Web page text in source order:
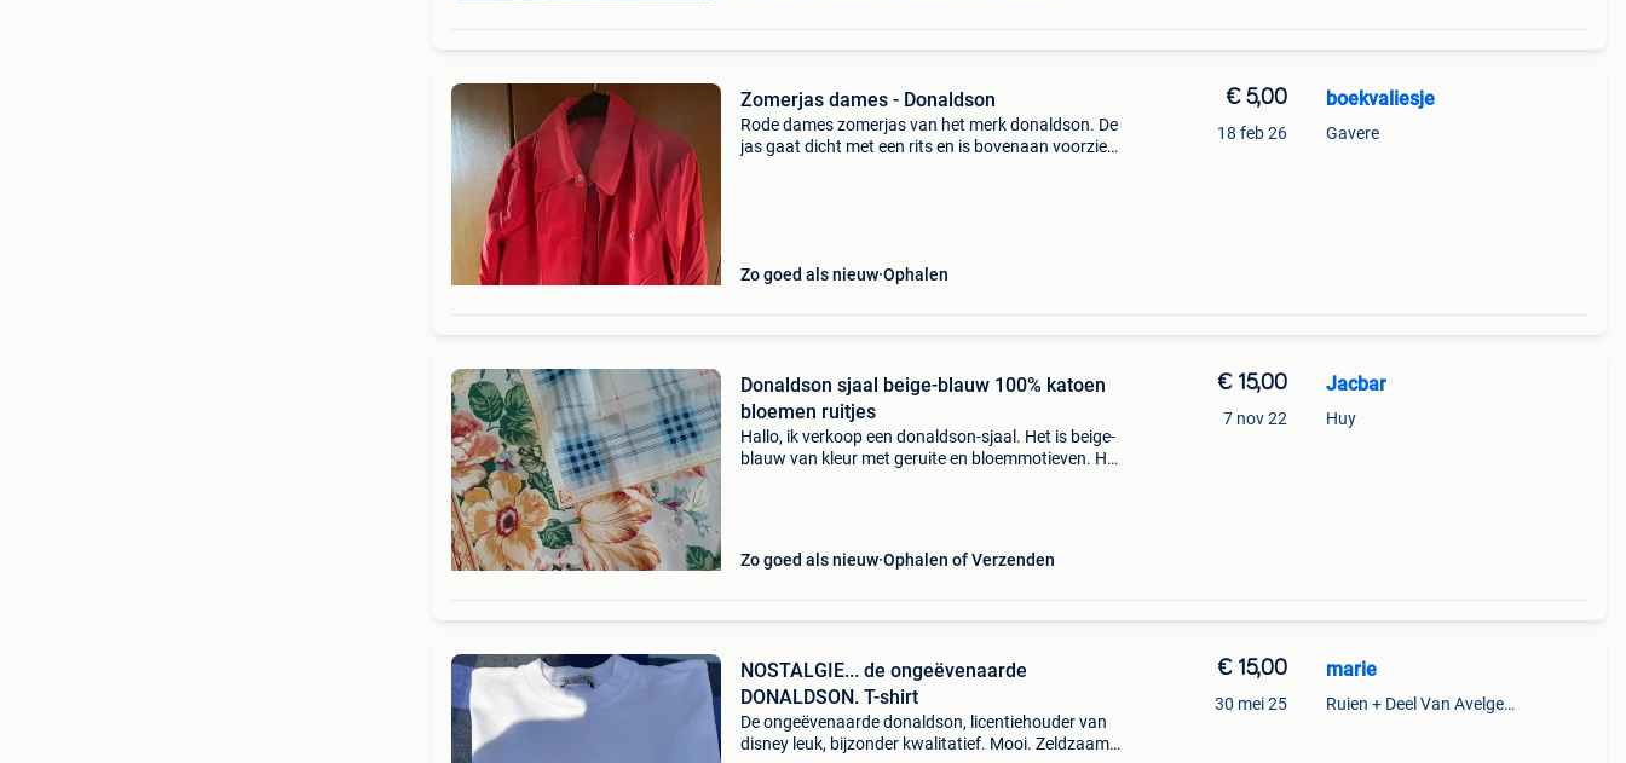
Zomerjas dames - Donaldson
Rode dames zomerjas van het merk donaldson. De
jas gaat dicht met een rits en is bovenaan voorzien
Zo goed als nieuw Ophalen
€ 5,00
18 feb 26
boekvaliesje
Gavere
Donaldson sjaal beige-blauw 100% katoen
bloemen ruitjes
Hallo, ik verkoop een donaldson-sjaal. Het is beige-
blauw van kleur met geruite en bloemmotieven. Het
Zo goed als nieuw Ophalen of Verzenden
€ 15,00
7 nov 22
Jacbar
Huy
NOSTALGIE... de ongeëvenaarde
DONALDSON. T-shirt
De ongeëvenaarde donaldson, licentiehouder van
disney leuk, bijzonder kwalitatief. Mooi. Zeldzaam
€ 15,00
30 mei 25
marie
Ruien + Deel Van Avelgem En Waarmaarde